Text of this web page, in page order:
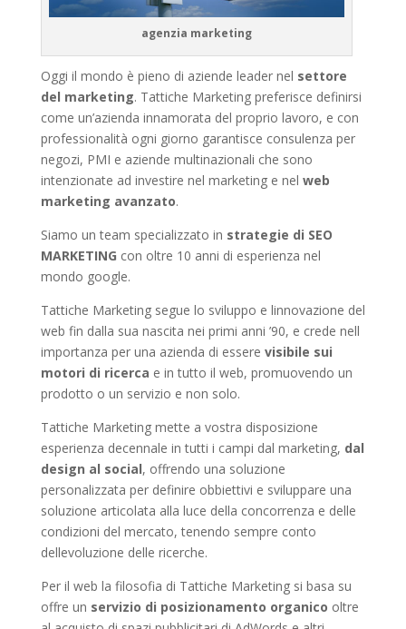
agenzia marketing
Oggi il mondo è pieno di aziende leader nel settore
del marketing. Tattiche Marketing preferisce definirsi
come un’azienda innamorata del proprio lavoro, e con
professionalità ogni giorno garantisce consulenza per
negozi, PMI e aziende multinazionali che sono
intenzionate ad investire nel marketing e nel web
marketing avanzato.
Siamo un team specializzato in strategie di SEO
MARKETING con oltre 10 anni di esperienza nel
mondo google.
Tattiche Marketing segue lo sviluppo e linnovazione del
web fin dalla sua nascita nei primi anni ’90, e crede nell
importanza per una azienda di essere visibile sui
motori di ricerca e in tutto il web, promuovendo un
prodotto o un servizio e non solo.
Tattiche Marketing mette a vostra disposizione
esperienza decennale in tutti i campi dal marketing, dal
design al social, offrendo una soluzione
personalizzata per definire obbiettivi e sviluppare una
soluzione articolata alla luce della concorrenza e delle
condizioni del mercato, tenendo sempre conto
dellevoluzione delle ricerche.
Per il web la filosofia di Tattiche Marketing si basa su
offre un servizio di posizionamento organico oltre